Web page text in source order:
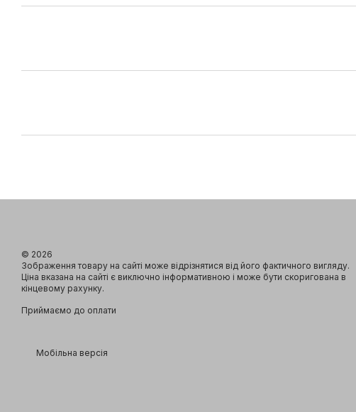
© 2026
Зображення товару на сайті може відрізнятися від його фактичного вигляду.
Ціна вказана на сайті є виключно інформативною і може бути скоригована в
кінцевому рахунку.
Приймаємо до оплати
Мобільна версія